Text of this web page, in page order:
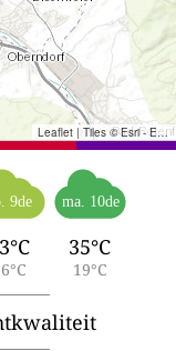
Leaflet | Tiles © Esri - Esri, DeLorme, NAVTEQ, TomTom, Intermap, iPC, USGS, FAO, NPS, NRCAN, GeoBase, Kadaster NL, Ordnance Survey, Esri Japan, METI, Esri China (Hong Kong), and the GIS User Community
9de ma. 10de
35°C
19°C